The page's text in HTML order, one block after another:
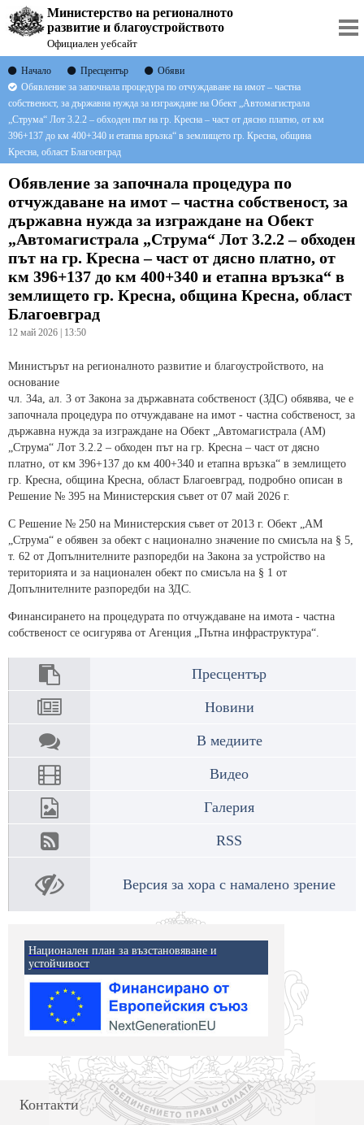
Министерство на регионалното
развитие и благоустройството
Официален уебсайт
Начало Пресцентър
Обяви
Обявление за започнала процедура по отчуждаване на имот – частна
собственост, за държавна нужда за изграждане на Обект „Автомагистрала
„Струма“ Лот 3.2.2 – обходен път на гр. Кресна – част от дясно платно, от км
396+137 до км 400+340 и етапна връзка“ в землището гр. Кресна, община
Кресна, област Благоевград
Обявление за започнала процедура по
отчуждаване на имот – частна собственост, за
държавна нужда за изграждане на Обект
„Автомагистрала „Струма“ Лот 3.2.2 – обходен
път на гр. Кресна – част от дясно платно, от
км 396+137 до км 400+340 и етапна връзка“ в
землището гр. Кресна, община Кресна, област
Благоевград
12 май 2026 | 13:50
Министърът на регионалното развитие и благоустройството, на
основание
чл. 34а, ал. 3 от Закона за държавната собственост (ЗДС) обявява, че е
започнала процедура по отчуждаване на имот - частна собственост, за
държавна нужда за изграждане на Обект „Автомагистрала (АМ)
„Струма“ Лот 3.2.2 – обходен път на гр. Кресна – част от дясно
платно, от км 396+137 до км 400+340 и етапна връзка“ в землището
гр. Кресна, община Кресна, област Благоевград, подробно описан в
Решение № 395 на Министерския съвет от 07 май 2026 г.
С Решение № 250 на Министерския съвет от 2013 г. Обект „АМ
„Струма“ е обявен за обект с национално значение по смисъла на § 5,
т. 62 от Допълнителните разпоредби на Закона за устройство на
територията и за национален обект по смисъла на § 1 от
Допълнителните разпоредби на ЗДС.
Финансирането на процедурата по отчуждаване на имота - частна
собственост се осигурява от Агенция „Пътна инфраструктура“.
Пресцентър
Новини
В медиите
Видео
Галерия
RSS
Версия за хора с намалено зрение
Национален план за възстановяване и
устойчивост
Контакти